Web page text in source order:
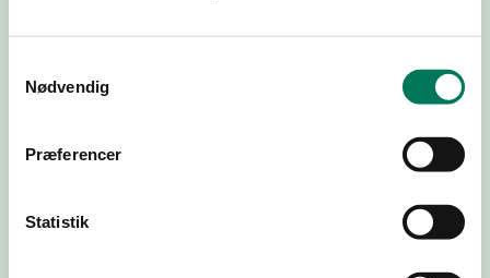
Nødvendig
Præferencer
Statistik
Virksomhedstype